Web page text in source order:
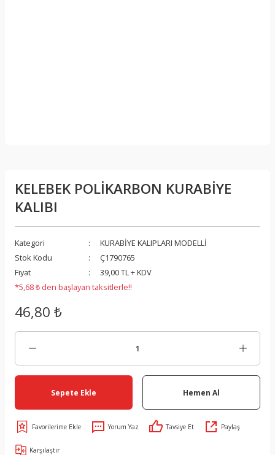
KELEBEK POLİKARBON KURABİYE
KALIBI
Kategori
KURABİYE KALIPLARI MODELLİ
Stok Kodu
Ç1790765
Fiyat
39,00 TL + KDV
*5,68 ₺ den başlayan taksitlerle!!
46,80 ₺
Sepete Ekle Hemen Al
Yorum Yaz Tavsiye Et Paylaş
Karşılaştır